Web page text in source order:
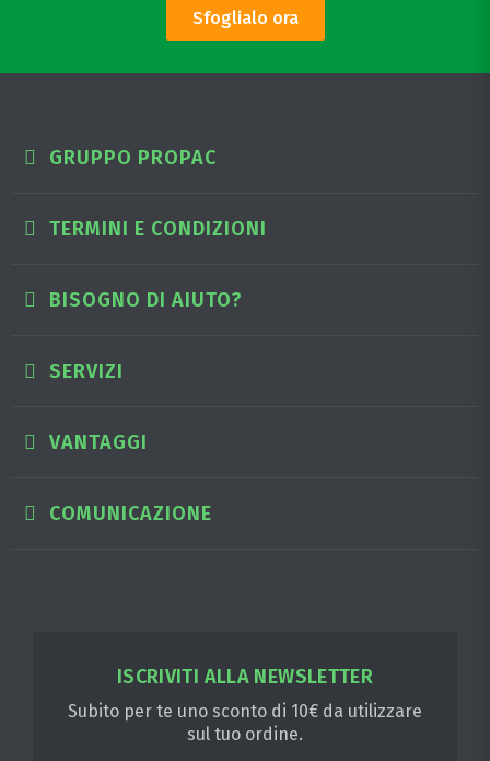
Sfoglialo ora
GRUPPO PROPAC
TERMINI E CONDIZIONI
BISOGNO DI AIUTO?
SERVIZI
VANTAGGI
COMUNICAZIONE
ISCRIVITI ALLA NEWSLETTER
Subito per te uno sconto di 10€ da utilizzare
sul tuo ordine.